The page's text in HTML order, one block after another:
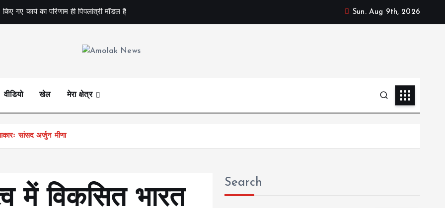
गए कार्य का परिणाम ही पिपलांत्री मॉडल है Sun. Aug 9th, 2026
वीडियो खेल मेरा क्षेत्र
सांसद अर्जुन मीणा
में विकसित भारत
Search